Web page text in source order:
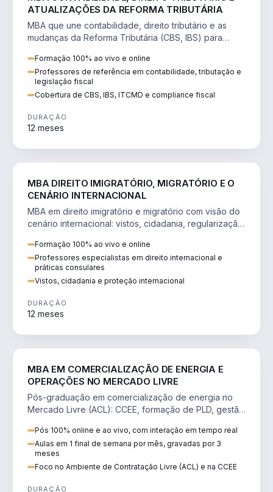
ATUALIZAÇÕES DA REFORMA TRIBUTÁRIA
MBA que une contabilidade, direito tributário e as
mudanças da Reforma Tributária (CBS, IBS) para
Formação 100% ao vivo e online
Professores de referência em contabilidade, tributação e
legislação fiscal
Cobertura de CBS, IBS, ITCMD e compliance fiscal
DURAÇÃO
12 meses
MBA DIREITO IMIGRATÓRIO, MIGRATÓRIO E O
CENÁRIO INTERNACIONAL
MBA em direito imigratório e migratório com visão do
cenário internacional: vistos, cidadania, regularização
Formação 100% ao vivo e online
Professores especialistas em direito internacional e
práticas consulares
Vistos, cidadania e proteção internacional
DURAÇÃO
12 meses
MBA EM COMERCIALIZAÇÃO DE ENERGIA E
OPERAÇÕES NO MERCADO LIVRE
Pós-graduação em comercialização de energia no
Mercado Livre (ACL): CCEE, formação de PLD, gestão
Pós 100% online e ao vivo, com interação em tempo real
Aulas em 1 final de semana por mês, gravadas por 3
meses
Foco no Ambiente de Contratação Livre (ACL) e na CCEE
DURAÇÃO